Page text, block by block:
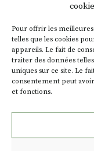
Pour offrir les
telles que les cookies
appareils. Le fait de
traiter des données
uniques sur ce site. Le
consentement peut
et fonctions.